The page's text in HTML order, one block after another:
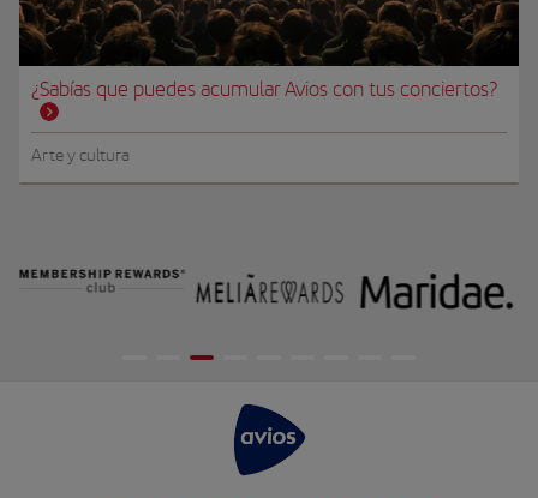
¿Sabías que puedes acumular Avios con tus conciertos?
Arte y cultura